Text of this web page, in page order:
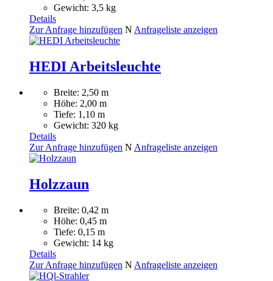
Gewicht: 3,5 kg
Details
Zur Anfrage hinzufügen N Anfrageliste anzeigen
HEDI Arbeitsleuchte
Breite: 2,50 m
Höhe: 2,00 m
Tiefe: 1,10 m
Gewicht: 320 kg
Details
Zur Anfrage hinzufügen N Anfrageliste anzeigen
Holzzaun
Breite: 0,42 m
Höhe: 0,45 m
Tiefe: 0,15 m
Gewicht: 14 kg
Details
Zur Anfrage hinzufügen N Anfrageliste anzeigen